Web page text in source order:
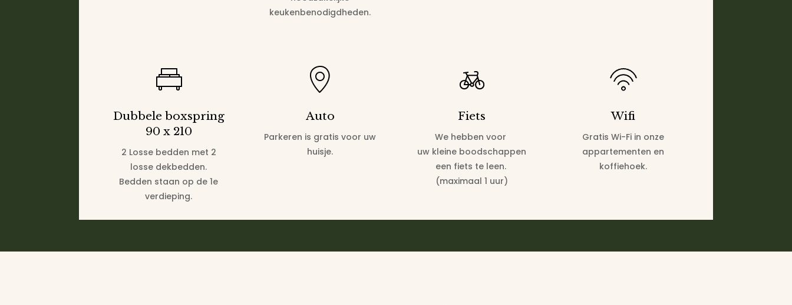
keukenbenodigdheden.
Dubbele boxspring
90 x 210
2 Losse bedden met 2
losse dekbedden.
Bedden staan op de 1e
verdieping.
Auto
Parkeren is gratis voor uw
huisje.
Fiets
We hebben voor
uw kleine boodschappen
een fiets te leen.
(maximaal 1 uur)
Wifi
Gratis Wi-Fi in onze
appartementen en
koffiehoek.